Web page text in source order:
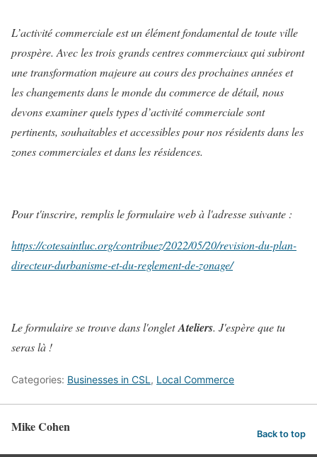
L’activité commerciale est un élément fondamental de toute ville
prospère. Avec les trois grands centres commerciaux qui subiront
une transformation majeure au cours des prochaines années et
les changements dans le monde du commerce de détail, nous
devons examiner quels types d’activité commerciale sont
pertinents, souhaitables et accessibles pour nos résidents dans les
zones commerciales et dans les résidences.
Pour t'inscrire, remplis le formulaire web à l'adresse suivante :
https://cotesaintluc.org/contribuez/2022/05/20/revision-du-plan-
directeur-durbanisme-et-du-reglement-de-zonage/
Le formulaire se trouve dans l'ongletAteliers. J'espère que tu
seras là !
Categories: Businesses in CSL , Local Commerce
Mike Cohen Back to top